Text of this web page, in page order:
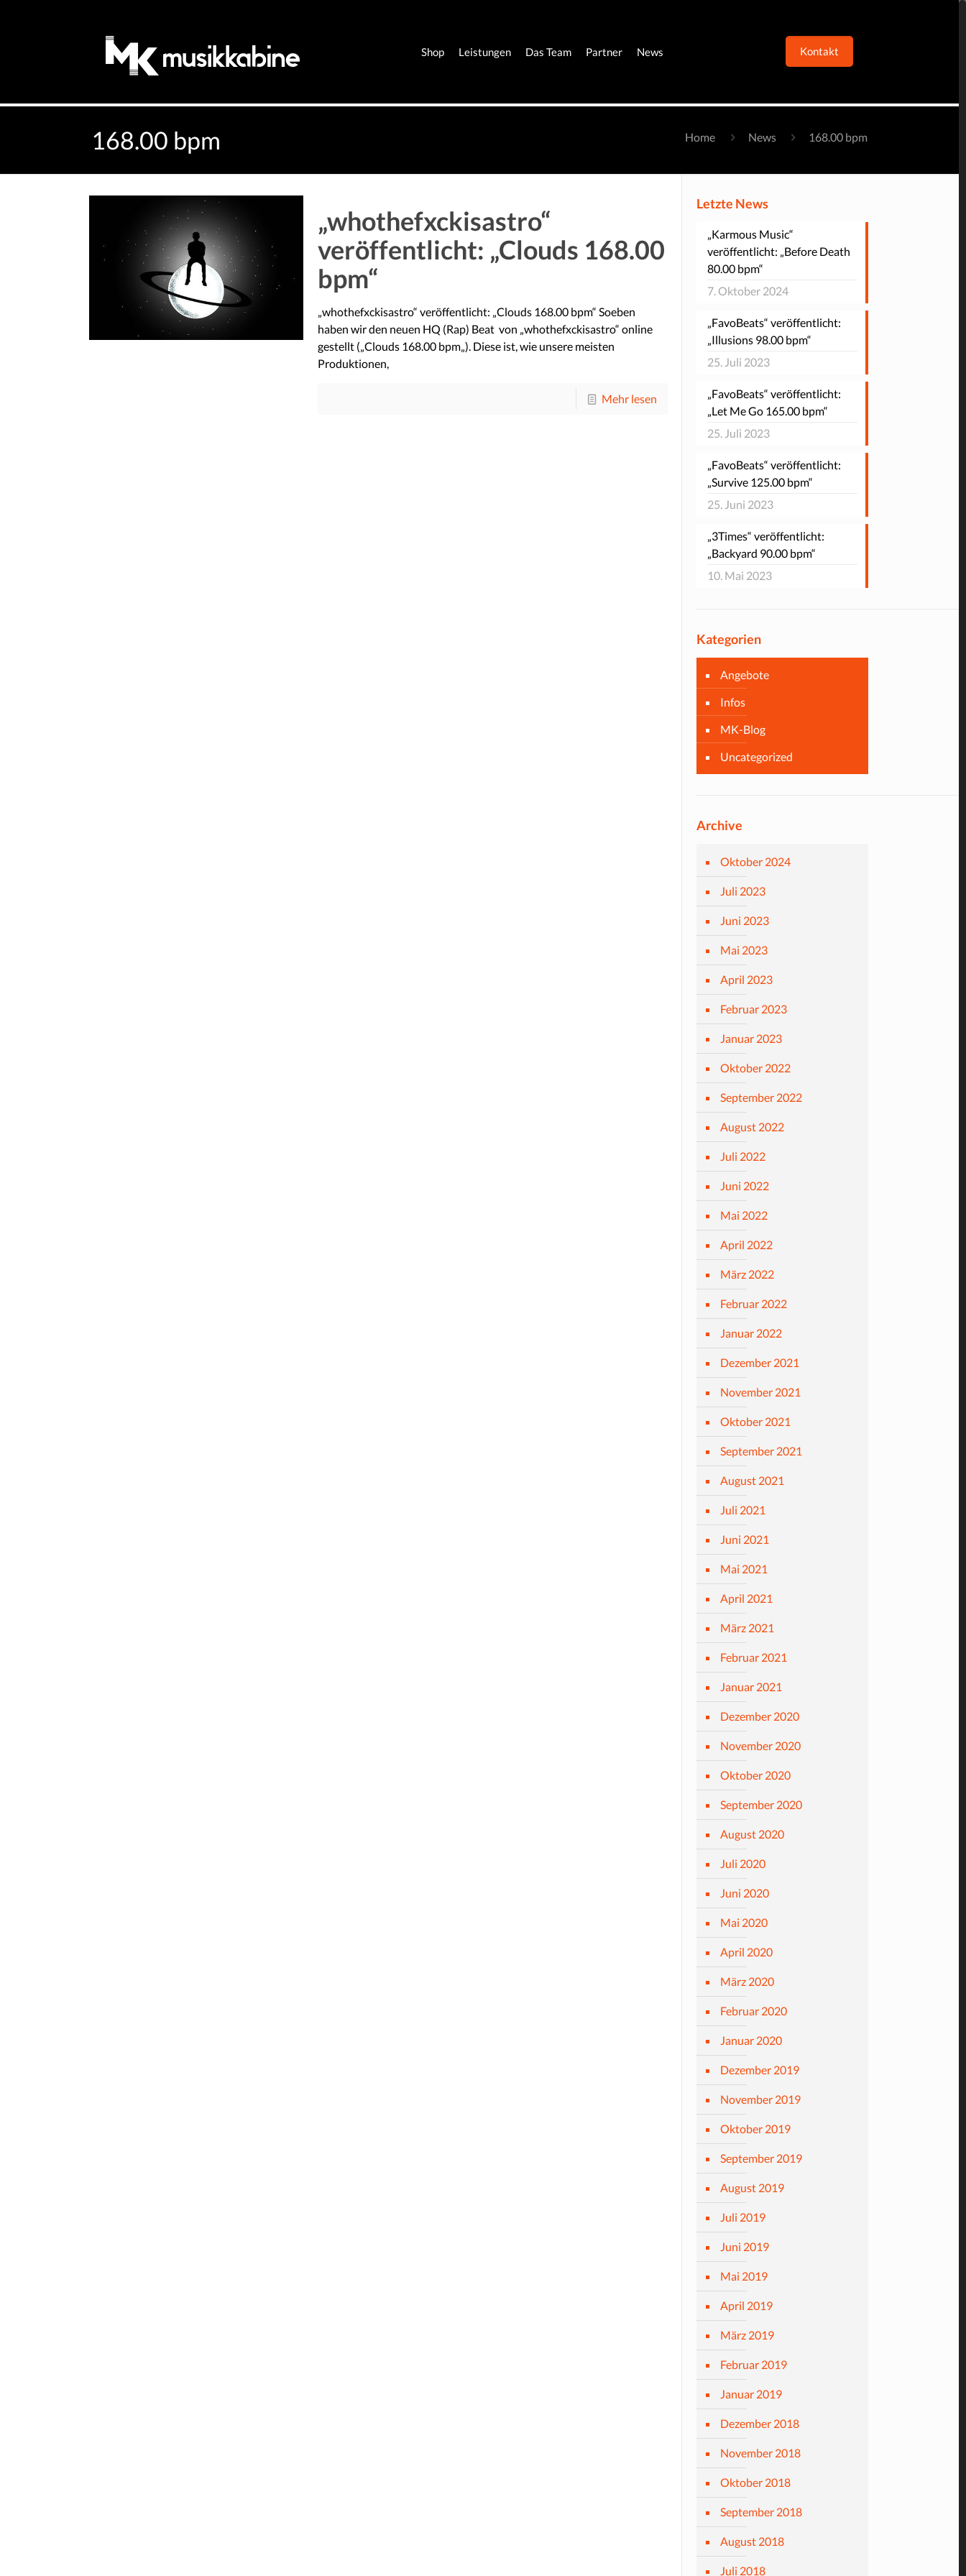
Shop Leistungen Das Team Partner News Kontakt
168.00 bpm Home News 168.00 bpm
„whothefxckisastro“
veröffentlicht: „Clouds 168.00
bpm“
„whothefxckisastro“ veröffentlicht: „Clouds 168.00 bpm“ Soeben
haben wir den neuen HQ (Rap) Beat von „whothefxckisastro“ online
gestellt („Clouds 168.00 bpm„). Diese ist, wie unsere meisten
Produktionen,
Mehr lesen
Letzte News
„Karmous Music“
veröffentlicht: „Before Death
80.00 bpm“
7. Oktober 2024
„FavoBeats“ veröffentlicht:
„Illusions 98.00 bpm“
25. Juli 2023
„FavoBeats“ veröffentlicht:
„Let Me Go 165.00 bpm“
25. Juli 2023
„FavoBeats“ veröffentlicht:
„Survive 125.00 bpm“
25. Juni 2023
„3Times“ veröffentlicht:
„Backyard 90.00 bpm“
10. Mai 2023
Kategorien
Angebote
Infos
MK-Blog
Uncategorized
Archive
Oktober 2024
Juli 2023
Juni 2023
Mai 2023
April 2023
Februar 2023
Januar 2023
Oktober 2022
September 2022
August 2022
Juli 2022
Juni 2022
Mai 2022
April 2022
März 2022
Februar 2022
Januar 2022
Dezember 2021
November 2021
Oktober 2021
September 2021
August 2021
Juli 2021
Juni 2021
Mai 2021
April 2021
März 2021
Februar 2021
Januar 2021
Dezember 2020
November 2020
Oktober 2020
September 2020
August 2020
Juli 2020
Juni 2020
Mai 2020
April 2020
März 2020
Februar 2020
Januar 2020
Dezember 2019
November 2019
Oktober 2019
September 2019
August 2019
Juli 2019
Juni 2019
Mai 2019
April 2019
März 2019
Februar 2019
Januar 2019
Dezember 2018
November 2018
Oktober 2018
September 2018
August 2018
Juli 2018